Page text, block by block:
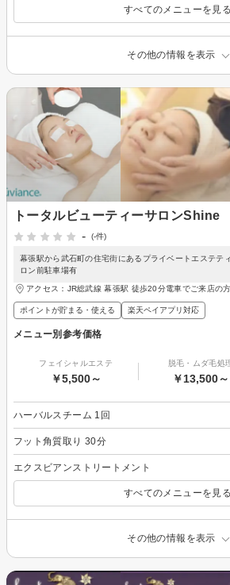
すべてのメニューを見る
その他の情報を表示
トータルビューティーサロンShine
-
(-件)
幕張駅から武石町の住宅街にあるプライベートエステ
ロン前駐車場有
アクセス：JR総武線 幕張駅 徒歩20分電車でご来店の
ポイントが貯まる・使える 楽天ペイアプリ対応
メニュー別参考価格
フェイシャルエステ
￥5,500～
脱毛・ムダ毛処
￥13,500～
ハーバルスチーム 1回
フット角質取り 30分
エクスビアンストリートメント
すべてのメニューを見る
その他の情報を表示